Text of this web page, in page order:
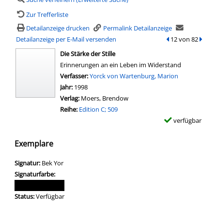
Zur Trefferliste
Detailanzeige drucken
Permalink Detailanzeige
Detailanzeige per E-Mail versenden
zum vorherigen
12 von 82zum
wird in neuem Tab geöffnet
Die Stärke der Stille
Erinnerungen an ein Leben im Widerstand
Verfasser:Suche nach diesem Verfasser
Yorck von Wartenburg, Marion
Jahr: 1998
Verlag: Moers, Brendow
Reihe: Edition C; 509
verfügbar
Exemplare
Signatur: Bek Yor
Signaturfarbe:
Status:Verfügbar